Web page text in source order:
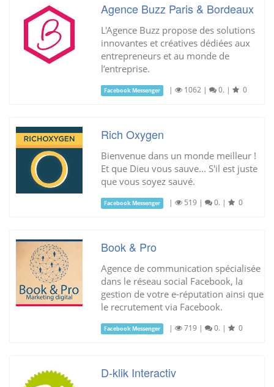
Agence Buzz Paris & Bordeaux
L'Agence Buzz propose des solutions
innovantes et créatives dédiées aux
entrepreneurs et au monde de
l’entreprise.
Facebook Messenger | 1062 | 0. | 0
Rich Oxygen
Bienvenue dans un monde meilleur !
Et que Dieu vous sauve... S'il est juste
que vous soyez sauvé.
Facebook Messenger | 519 | 0. | 0
Book & Pro
Agence de communication spécialisée
dans le réseau social Facebook, la
gestion de votre e-réputation ainsi que
le recrutement via Facebook.
Facebook Messenger | 719 | 0. | 0
D-klik Interactiv